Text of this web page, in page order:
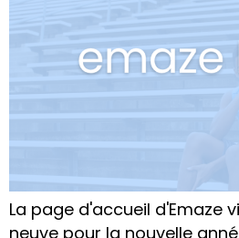
La page d'accueil d'Emaze
neuve pour la nouvelle